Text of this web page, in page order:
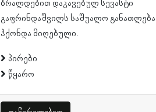
ბრალდებით დაკავებულ სევასტი
გაფრინდაშვილს საშუალო
ჰქონდა მიღებული.
პირები
წყარო